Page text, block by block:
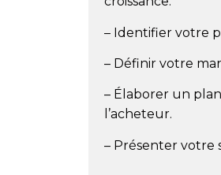
– Identifier votre
– Définir votre
– Élaborer un
l’acheteur.
– Présenter votre